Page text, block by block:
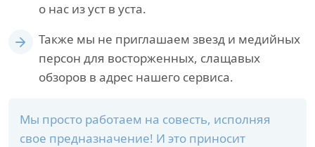
о нас из уст в уста.
Также мы не приглашаем звезд и медийных
персон для восторженных, слащавых
обзоров в адрес нашего сервиса.
Мы просто работаем на совесть, исполняя
свое предназначение! И это приносит